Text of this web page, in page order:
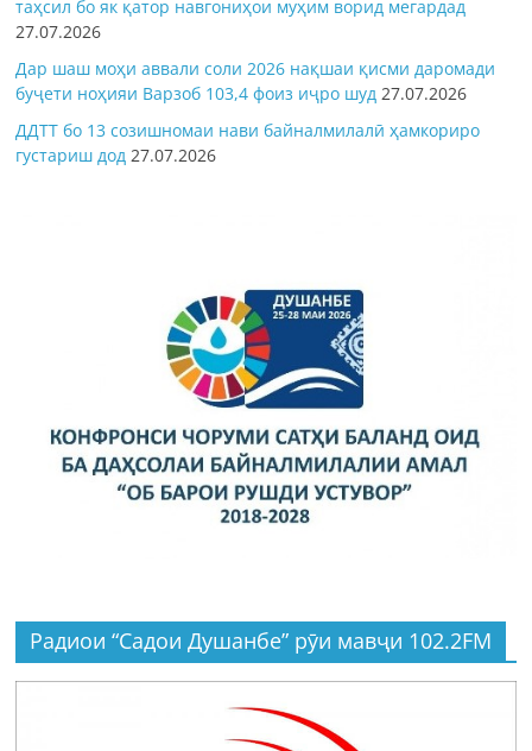
таҳсил бо як қатор навгониҳои муҳим ворид мегардад
27.07.2026
Дар шаш моҳи аввали соли 2026 нақшаи қисми даромади
буҷети ноҳияи Варзоб 103,4 фоиз иҷро шуд 27.07.2026
ДДТТ бо 13 созишномаи нави байналмилалӣ ҳамкориро
густариш дод 27.07.2026
Радиои “Садои Душанбе” рӯи мавҷи 102.2FM